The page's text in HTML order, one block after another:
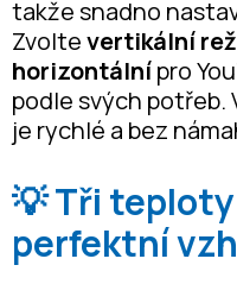
takže snadno
Zvoltevertikální
horizontálnípro
podle svých
je rychlé a bez
💡 Tři
perfektní